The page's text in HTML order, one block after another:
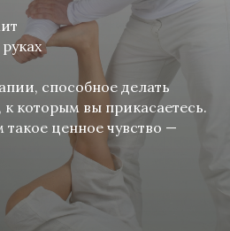
способное делать
которым вы прикасаетесь.
ценное чувство —